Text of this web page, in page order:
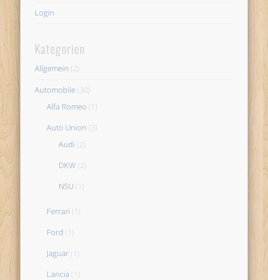
Login
Kategorien
Allgemein (2)
Automobile (30)
Alfa Romeo (1)
Auto Union (3)
Audi (2)
DKW (2)
NSU (1)
Ferrari (1)
Ford (1)
Jaguar (1)
Lancia (1)